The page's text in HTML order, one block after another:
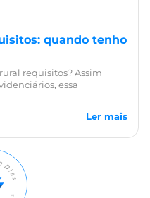
quando tenho
requisitos? Assim
essa
Ler mais